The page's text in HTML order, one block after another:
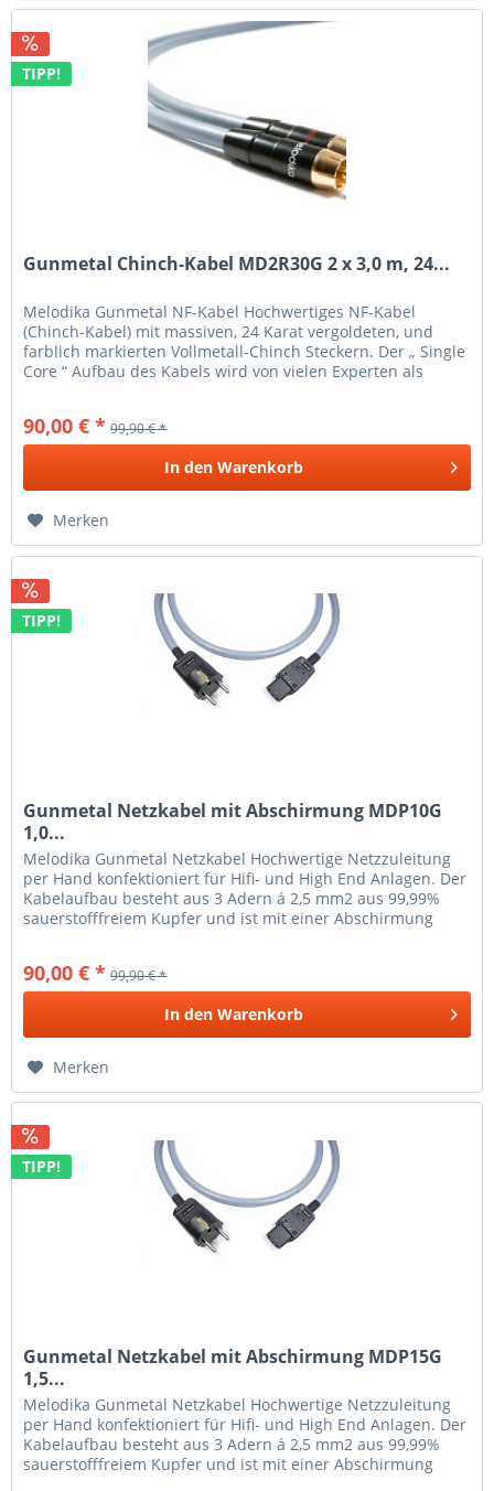
TIPP!
Gunmetal Chinch-Kabel MD2R30G 2 x 3,0 m, 24...
Melodika Gunmetal NF-Kabel Hochwertiges NF-Kabel
(Chinch-Kabel) mit massiven, 24 Karat vergoldeten, und
farblich markierten Vollmetall-Chinch Steckern. Der „ Single
Core “ Aufbau des Kabels wird von vielen Experten als
90,00 € * 99,90 € *
In den Warenkorb
Merken
TIPP!
Gunmetal Netzkabel mit Abschirmung MDP10G
1,0...
Melodika Gunmetal Netzkabel Hochwertige Netzzuleitung
per Hand konfektioniert für Hifi- und High End Anlagen. Der
Kabelaufbau besteht aus 3 Adern á 2,5 mm2 aus 99,99%
sauerstofffreiem Kupfer und ist mit einer Abschirmung
90,00 € * 99,90 € *
In den Warenkorb
Merken
TIPP!
Gunmetal Netzkabel mit Abschirmung MDP15G
1,5...
Melodika Gunmetal Netzkabel Hochwertige Netzzuleitung
per Hand konfektioniert für Hifi- und High End Anlagen. Der
Kabelaufbau besteht aus 3 Adern á 2,5 mm2 aus 99,99%
sauerstofffreiem Kupfer und ist mit einer Abschirmung